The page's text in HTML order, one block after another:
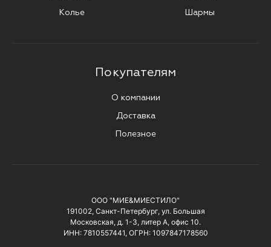
Колье
Шармы
Покупателям
О компании
Доставка
Полезное
ООО "МИЕ&МИЕСТИЛО"
191002, Санкт-Петербург, ул. Большая
Московская, д. 1-3, литер А, офис 10.
ИНН: 7810557441, ОГРН: 1097847178560